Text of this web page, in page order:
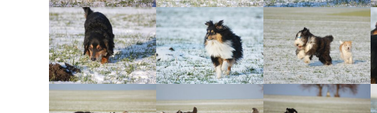
Vrh „G“
Vrh „F“
Vrh „E“